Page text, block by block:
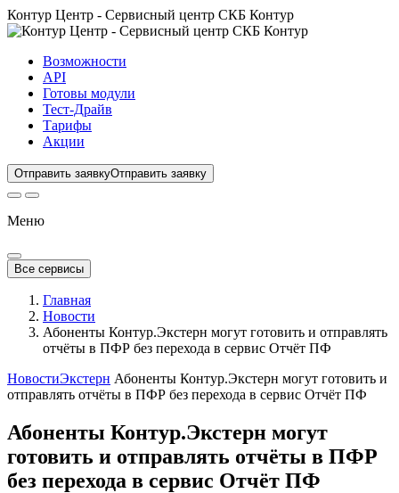
Контур Центр - Сервисный центр СКБ Контур
Возможности
API
Готовы модули
Тест-Драйв
Тарифы
Акции
Отправить заявкуОтправить заявку
Меню
Все сервисы
Главная
Новости
Абоненты Контур.Экстерн могут готовить и отправлять
отчёты в ПФР без перехода в сервис Отчёт ПФ
НовостиЭкстерн Абоненты Контур.Экстерн могут готовить и
отправлять отчёты в ПФР без перехода в сервис Отчёт ПФ
Абоненты Контур.Экстерн могут
готовить и отправлять отчёты в ПФР
без перехода в сервис Отчёт ПФ